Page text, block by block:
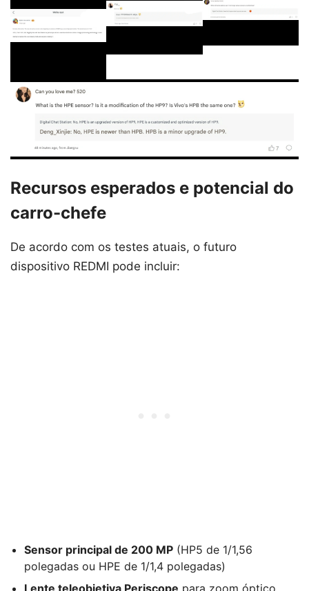
Recursos esperados e potencial do
carro-chefe
De acordo com os testes atuais, o futuro
dispositivo REDMI pode incluir:
Sensor principal de 200 MP (HP5 de 1/1,56
polegadas ou HPE de 1/1,4 polegadas)